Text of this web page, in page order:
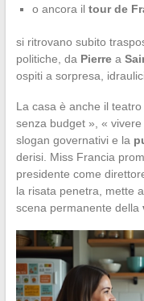
o ancora il tour de
si ritrovano subito
politiche, da Pierrea
ospiti a sorpresa,
La casa è anche il
senza budget », «
slogan governativi e la
derisi. Miss Francia
presidente come
la risata penetra, mette
scena permanente della